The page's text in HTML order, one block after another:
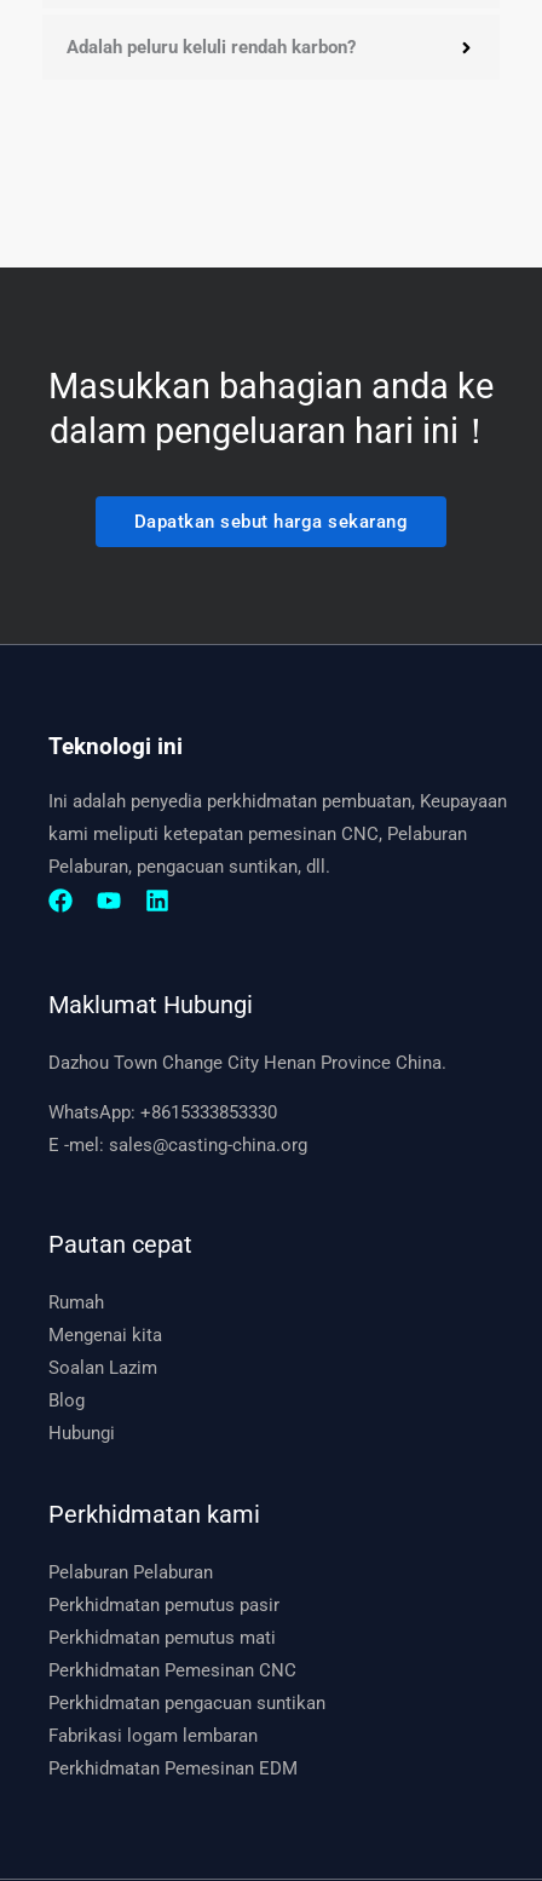
Adalah peluru keluli rendah karbon?
Masukkan bahagian anda ke
dalam pengeluaran hari ini！
Dapatkan sebut harga sekarang
Teknologi ini
Ini adalah penyedia perkhidmatan pembuatan, Keupayaan
kami meliputi ketepatan pemesinan CNC, Pelaburan
Pelaburan, pengacuan suntikan, dll.
Maklumat Hubungi
Dazhou Town Change City Henan Province China.
WhatsApp:+8615333853330
E -mel:sales@casting-china.org
Pautan cepat
Rumah
Mengenai kita
Soalan Lazim
Blog
Hubungi
Perkhidmatan kami
Pelaburan Pelaburan
Perkhidmatan pemutus pasir
Perkhidmatan pemutus mati
Perkhidmatan Pemesinan CNC
Perkhidmatan pengacuan suntikan
Fabrikasi logam lembaran
Perkhidmatan Pemesinan EDM